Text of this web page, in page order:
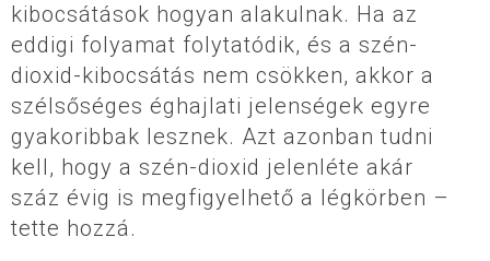
kibocsátások hogyan alakulnak. Ha az
eddigi folyamat folytatódik, és a szén-
dioxid-kibocsátás nem csökken, akkor a
szélsőséges éghajlati jelenségek egyre
gyakoribbak lesznek. Azt azonban tudni
kell, hogy a szén-dioxid jelenléte akár
száz évig is megfigyelhető a légkörben –
tette hozzá.